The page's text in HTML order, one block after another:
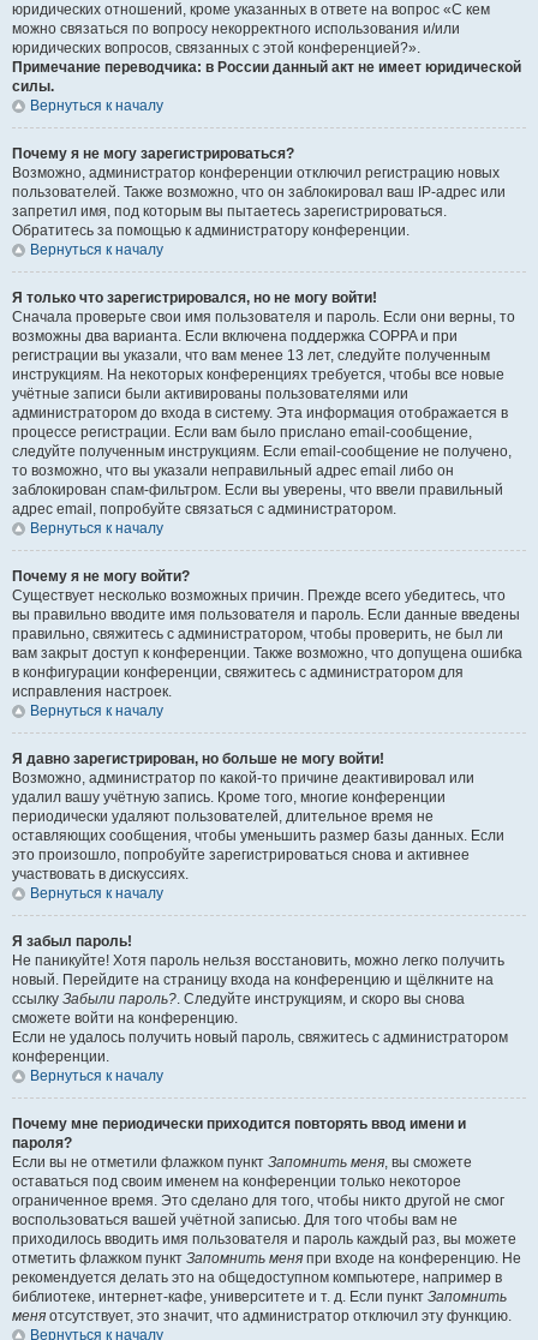
юридических отношений, кроме указанных в ответе на вопрос «С кем
можно связаться по вопросу некорректного использования и/или
юридических вопросов, связанных с этой конференцией?».
Примечание переводчика: в России данный акт не имеет юридической
силы.
Вернуться к началу
Почему я не могу зарегистрироваться?
Возможно, администратор конференции отключил регистрацию новых
пользователей. Также возможно, что он заблокировал ваш IP-адрес или
запретил имя, под которым вы пытаетесь зарегистрироваться.
Обратитесь за помощью к администратору конференции.
Вернуться к началу
Я только что зарегистрировался, но не могу войти!
Сначала проверьте свои имя пользователя и пароль. Если они верны, то
возможны два варианта. Если включена поддержка COPPA и при
регистрации вы указали, что вам менее 13 лет, следуйте полученным
инструкциям. На некоторых конференциях требуется, чтобы все новые
учётные записи были активированы пользователями или
администратором до входа в систему. Эта информация отображается в
процессе регистрации. Если вам было прислано email-сообщение,
следуйте полученным инструкциям. Если email-сообщение не получено,
то возможно, что вы указали неправильный адрес email либо он
заблокирован спам-фильтром. Если вы уверены, что ввели правильный
адрес email, попробуйте связаться с администратором.
Вернуться к началу
Почему я не могу войти?
Существует несколько возможных причин. Прежде всего убедитесь, что
вы правильно вводите имя пользователя и пароль. Если данные введены
правильно, свяжитесь с администратором, чтобы проверить, не был ли
вам закрыт доступ к конференции. Также возможно, что допущена ошибка
в конфигурации конференции, свяжитесь с администратором для
исправления настроек.
Вернуться к началу
Я давно зарегистрирован, но больше не могу войти!
Возможно, администратор по какой-то причине деактивировал или
удалил вашу учётную запись. Кроме того, многие конференции
периодически удаляют пользователей, длительное время не
оставляющих сообщения, чтобы уменьшить размер базы данных. Если
это произошло, попробуйте зарегистрироваться снова и активнее
участвовать в дискуссиях.
Вернуться к началу
Я забыл пароль!
Не паникуйте! Хотя пароль нельзя восстановить, можно легко получить
новый. Перейдите на страницу входа на конференцию и щёлкните на
ссылку Забыли пароль?. Следуйте инструкциям, и скоро вы снова
сможете войти на конференцию.
Если не удалось получить новый пароль, свяжитесь с администратором
конференции.
Вернуться к началу
Почему мне периодически приходится повторять ввод имени и
пароля?
Если вы не отметили флажком пункт Запомнить меня, вы сможете
оставаться под своим именем на конференции только некоторое
ограниченное время. Это сделано для того, чтобы никто другой не смог
воспользоваться вашей учётной записью. Для того чтобы вам не
приходилось вводить имя пользователя и пароль каждый раз, вы можете
отметить флажком пункт Запомнить меня при входе на конференцию. Не
рекомендуется делать это на общедоступном компьютере, например в
библиотеке, интернет-кафе, университете и т. д. Если пункт Запомнить
меня отсутствует, это значит, что администратор отключил эту функцию.
Вернуться к началу